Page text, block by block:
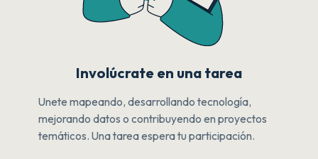
Involúcrate en una tarea
Unete mapeando, desarrollando tecnología,
mejorando datos o contribuyendo en proyectos
temáticos. Una tarea espera tu participación.